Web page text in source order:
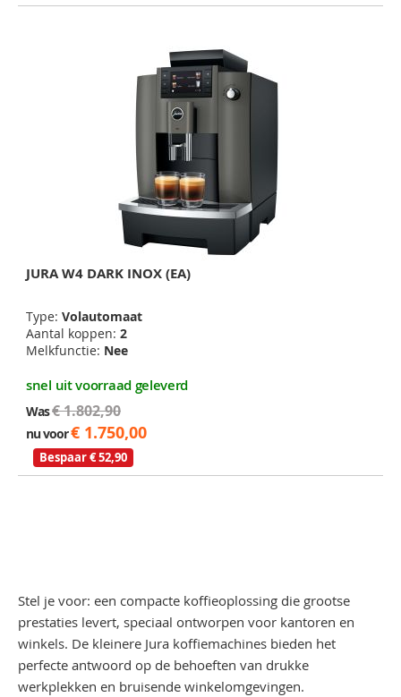
JURA W4 DARK INOX (EA)
Type: Volautomaat
Aantal koppen: 2
Melkfunctie: Nee
snel uit voorraad geleverd
Was€ 1.802,90
nu voor€ 1.750,00
Bespaar € 52,90
Stel je voor: een compacte koffieoplossing die grootse
prestaties levert, speciaal ontworpen voor kantoren en
winkels. De kleinere Jura koffiemachines bieden het
perfecte antwoord op de behoeften van drukke
werkplekken en bruisende winkelomgevingen.